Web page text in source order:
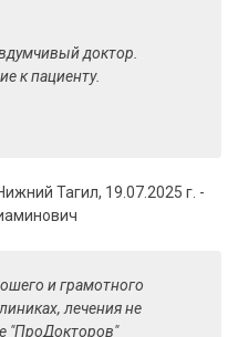
доктор.
к пациенту.
Тагил, 19.07.2025 г. -
и грамотного
лечения не
"ПроДокторов"